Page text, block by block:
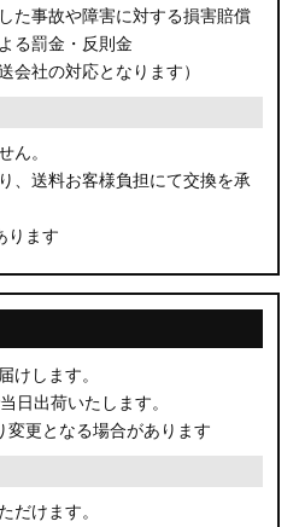
た事故や障害に対する損害賠償
る罰金・反則金
会社の対応となります）
ん。
、送料お客様負担にて交換を承
ります
けします。
日出荷いたします。
更となる場合があります
だけます。